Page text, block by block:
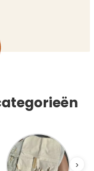
›